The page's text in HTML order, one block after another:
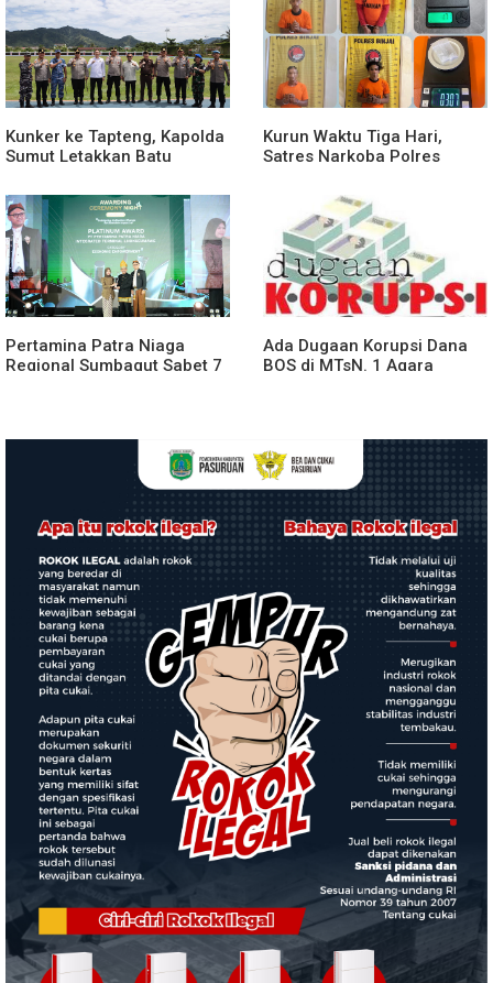
Kunker ke Tapteng, Kapolda
Sumut Letakkan Batu
Rusun Polres Tapanuli
Tengah
Kurun Waktu Tiga Hari,
Satres Narkoba Polres
Terduga Bandar Narkoba
Pertamina Patra Niaga
Regional Sumbagut Sabet 7
Ada Dugaan Korupsi Dana
BOS di MTsN. 1 Agara